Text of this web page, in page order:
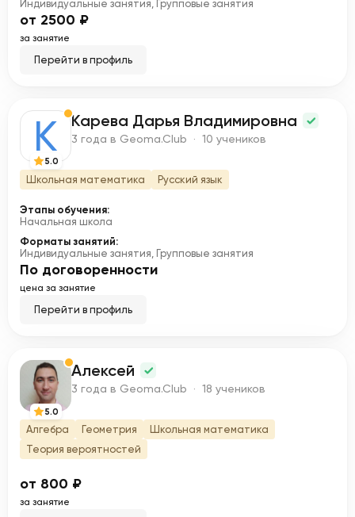
Индивидуальные занятия, Групповые занятия
от 2500 ₽
за занятие
Перейти в профиль
К
5.0
Карева Дарья Владимировна
3 года в Geoma.Club · 10 учеников
Школьная математика Русский язык
Этапы обучения:
Начальная школа
Форматы занятий:
Индивидуальные занятия, Групповые занятия
По договоренности
цена за занятие
Перейти в профиль
А
5.0
Алексей
3 года в Geoma.Club · 18 учеников
Алгебра Геометрия
Школьная математика
Теория вероятностей
от 800 ₽
за занятие